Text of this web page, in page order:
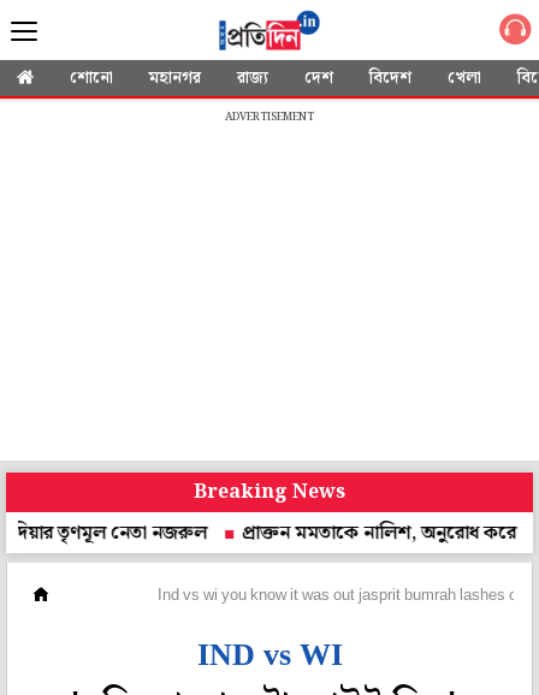
শোনো মহানগর রাজ্য দেশ বিদেশ খেলা
ADVERTISEMENT
Breaking News
নেতা নজরুল
প্রাক্তন মমতাকে নালিশ, অনুরোধ করে চিঠি! উত্তর
Ind vs wi you know it was out jasprit bumrah lashes out
IND vs WI